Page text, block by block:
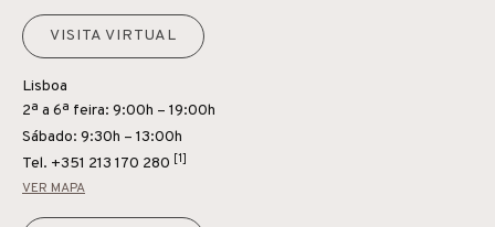
VISITA VIRTUAL
Lisboa
2ª a 6ª feira: 9:00h – 19:00h
Sábado: 9:30h – 13:00h
Tel. +351 213 170 280 [1]
VER MAPA